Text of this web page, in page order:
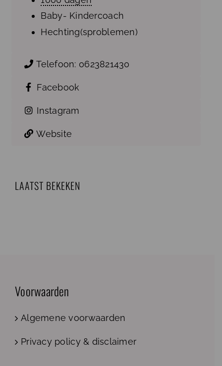
Baby- Kindercoach
Hechting(sproblemen)
Telefoon: 0623821430
Facebook
Instagram
Website
LAATST BEKEKEN
Voorwaarden
Algemene voorwaarden
Privacy policy & disclaimer